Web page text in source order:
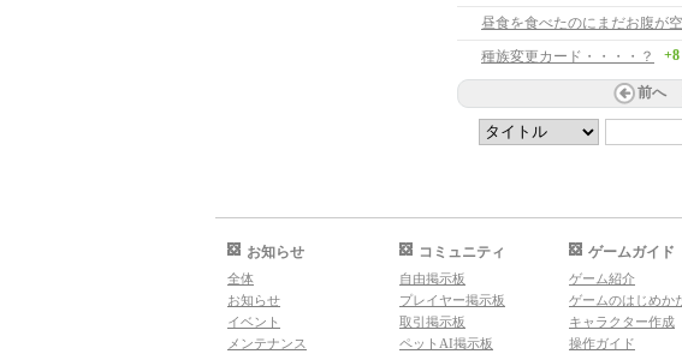
昼食を食べたのにまだお腹が
種族変更カード・・・・？
+8
前へ
お知らせ
全体
お知らせ
イベント
メンテナンス
コミュニティ
自由掲示板
プレイヤー掲示板
取引掲示板
ペットAI掲示板
ゲームガイド
ゲーム紹介
ゲームのはじめか
キャラクター作成
操作ガイド